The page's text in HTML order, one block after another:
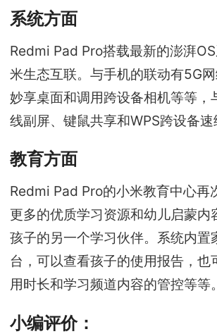
系统方面
Redmi Pad Pro搭载最新的澎湃
米生态互联。与手机的联动有5G
妙享桌面和调用跨设备相机等等，
线副屏、键鼠共享和WPS跨设备速
教育方面
Redmi Pad Pro的小米教育中心再
更多的优质学习资源和幼儿启蒙内
孩子的另一个学习伙伴。系统内置
台，可以查看孩子的使用报告，也
用时长和学习频道内容的管控等等。
小编评价：